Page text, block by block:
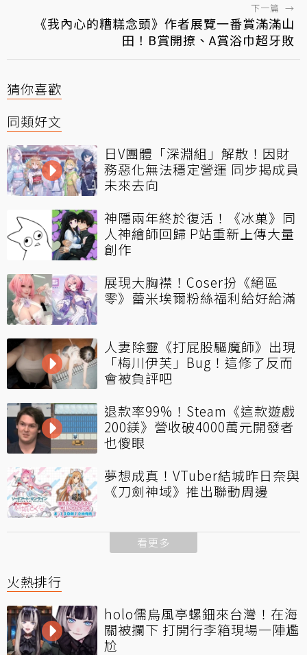
下一篇 →
《我內心的糟糕念頭》作者展覽一番賞滿滿山
田！B賞開撩、A賞浴巾超牙敗
猜你喜歡
同類好文
日V團體「深淵組」解散！因財
務惡化無法穩定營運 同步揭成員
未來去向
神隱兩年終於復活！《冰菓》同
人神繪師回歸 P站重新上傳大量
創作
展現大胸襟！Coser扮《絕區
零》蕾米埃爾粉絲福利給好給滿
人妻除靈《打屁股驅魔師》出現
「梅川伊芙」Bug！這修了反而
會被負評吧
退款率99%！Steam《這款遊戲
200鎂》營收破4000萬元開發者
也傻眼
夢想成真！VTuber結城昨日奈與
《刀劍神域》推出聯動周邊
看更多
火熱排行
holo儒烏風亭螺鈿來台灣！在海
關被攔下 打開行李箱現場一陣尷
尬